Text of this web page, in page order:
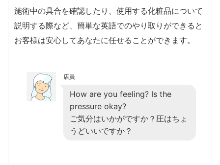
施術中の具合を確認したり、使用する化粧品について
説明する際など、簡単な英語でのやり取りができると
お客様は安心してあなたに任せることができます。
店員
How are you feeling? Is the
pressure okay?
ご気分はいかがですか？圧はちょ
うどいいですか？